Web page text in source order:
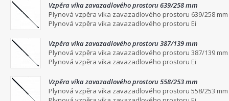
Vzpěra víka zavazadlového prostoru 639/258 mm
Plynová vzpěra víka zavazadlového prostoru 639/258 mm
Plynová vzpěra víka zavazadlového prostoru Ei
Vzpěra víka zavazadlového prostoru 387/139 mm
Plynová vzpěra víka zavazadlového prostoru 387/139 mm
Plynová vzpěra víka zavazadlového prostoru Ei
Vzpěra víka zavazadlového prostoru 558/253 mm
Plynová vzpěra víka zavazadlového prostoru 558/253 mm